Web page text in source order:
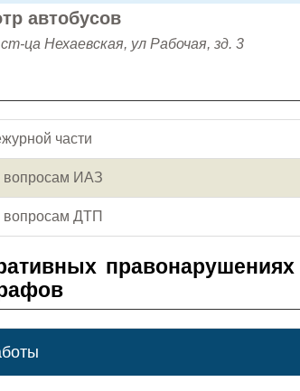
автобусов
ца Нехаевская, ул Рабочая, зд. 3
части
вопросам ИАЗ
ДТП